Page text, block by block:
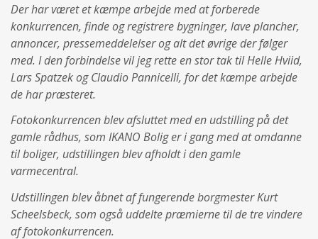
Der har været et kæmpe arbejde med at forberede
konkurrencen, finde og registrere bygninger, lave plancher,
annoncer, pressemeddelelser og alt det øvrige der følger
med. I den forbindelse vil jeg rette en stor tak til Helle Hviid,
Lars Spatzek og Claudio Pannicelli, for det kæmpe arbejde
de har præsteret.
Fotokonkurrencen blev afsluttet med en udstilling på det
gamle rådhus, som IKANO Bolig er i gang med at omdanne
til boliger, udstillingen blev afholdt i den gamle
varmecentral.
Udstillingen blev åbnet af fungerende borgmester Kurt
Scheelsbeck, som også uddelte præmierne til de tre vindere
af fotokonkurrencen.